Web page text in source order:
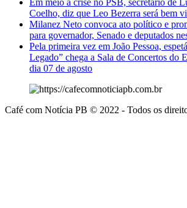
Coelho, diz que Leo Bezerra será bem
Milanez Neto convoca ato político e
para governador, Senado e deputados
Pela primeira vez em João Pessoa,
Legado” chega a Sala de Concertos do
dia 07 de agosto
Café com Notícia PB © 2022 - Todos os